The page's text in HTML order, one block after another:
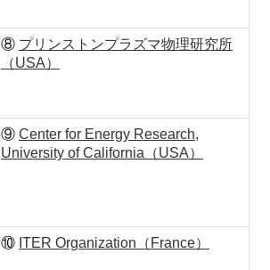
⑧ プリンストンプラズマ物理研究所
（USA）
⑨ Center for Energy Research,
University of California（USA）
⑩ ITER Organization（France）